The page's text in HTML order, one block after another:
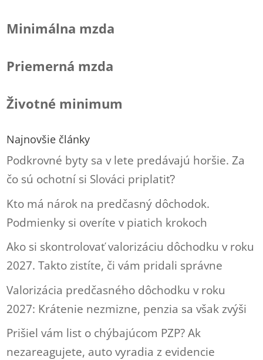
Minimálna mzda
Priemerná mzda
Životné minimum
Najnovšie články
Podkrovné byty sa v lete predávajú horšie. Za
čo sú ochotní si Slováci priplatiť?
Kto má nárok na predčasný dôchodok.
Podmienky si overíte v piatich krokoch
Ako si skontrolovať valorizáciu dôchodku v roku
2027. Takto zistíte, či vám pridali správne
Valorizácia predčasného dôchodku v roku
2027: Krátenie nezmizne, penzia sa však zvýši
Prišiel vám list o chýbajúcom PZP? Ak
nezareagujete, auto vyradia z evidencie